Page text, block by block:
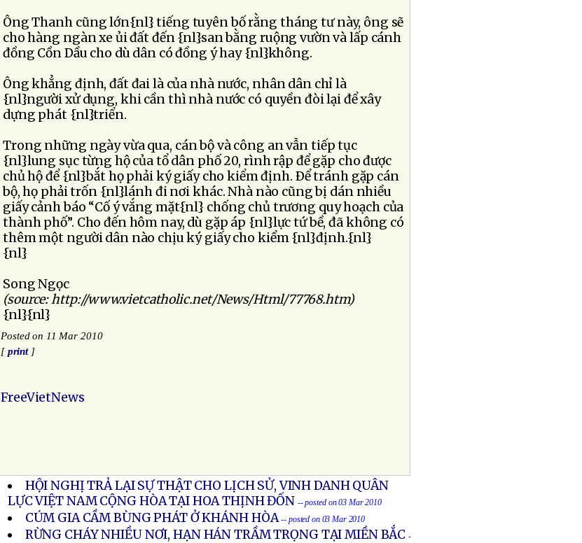
Ông Thanh cũng lớn{nl} tiếng tuyên bố rằng tháng tư này, ông sẽ
cho hàng ngàn xe ủi đất đến {nl}san bằng ruộng vườn và lấp cánh
đồng Cồn Dầu cho dù dân có đồng ý hay {nl}không.
Ông khẳng định, đất đai là của nhà nước, nhân dân chỉ là
{nl}người xử dụng, khi cần thì nhà nước có quyền đòi lại để xây
dựng phát {nl}triển.
Trong những ngày vừa qua, cán bộ và công an vẫn tiếp tục
{nl}lung sục từng hộ của tổ dân phố 20, rình rập để gặp cho được
chủ hộ để {nl}bắt họ phải ký giấy cho kiểm định. Ðể tránh gặp cán
bộ, họ phải trốn {nl}lánh đi nơi khác. Nhà nào cũng bị dán nhiều
giấy cảnh báo “Cố ý vắng mặt{nl} chống chủ trương quy hoạch của
thành phố”. Cho đến hôm nay, dù gặp áp {nl}lực tứ bề, đã không có
thêm một người dân nào chịu ký giấy cho kiểm {nl}định.{nl}
{nl}
Song Ngọc
(source: http://www.vietcatholic.net/News/Html/77768.htm)
{nl}{nl}
Posted on 11 Mar 2010
[print]
FreeVietNews
HỘI NGHỊ TRẢ LẠI SỰ THẬT CHO LỊCH SỬ, VINH DANH QUÂN
LỰC VIỆT NAM CỘNG HÒA TẠI HOA THỊNH ĐỐN -- posted on 03 Mar 2010
CÚM GIA CẦM BÙNG PHÁT Ở KHÁNH HÒA -- posted on 03 Mar 2010
RỪNG CHÁY NHIỀU NƠI, HẠN HÁN TRẦM TRỌNG TẠI MIỀN BẮC -